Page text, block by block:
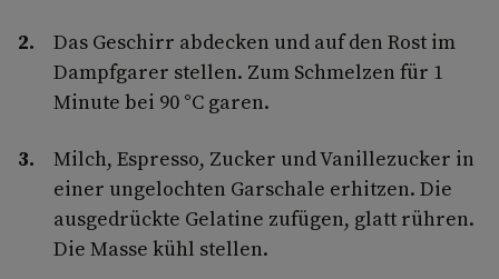
Das Geschirr abdecken und auf den Rost im
Dampfgarer stellen. Zum Schmelzen für 1
Minute bei 90 °C garen.
Milch, Espresso, Zucker und Vanillezucker in
einer ungelochten Garschale erhitzen. Die
ausgedrückte Gelatine zufügen, glatt rühren.
Die Masse kühl stellen.